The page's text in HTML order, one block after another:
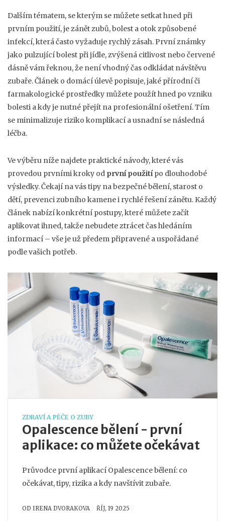
Dalším tématem, se kterým se můžete setkat hned při
prvním použití, jezánět zubů,bolest a otok způsobené
infekcí, která často vyžaduje rychlý zásah. První známky
jako pulzující bolest při jídle, zvýšená citlivost nebo červené
dásně vám řeknou, že není vhodný čas odkládat návštěvu
zubaře. Článek o domácí úlevě popisuje, jaké přírodní či
farmakologické prostředky můžete použít hned po vzniku
bolesti a kdy je nutné přejít na profesionální ošetření. Tím
se minimalizuje riziko komplikací a usnadní se následná
léčba.
Ve výběru níže najdete praktické návody, které vás
provedou prvními kroky od první použitípo dlouhodobé
výsledky. Čekají na vás tipy na bezpečné bělení, starost o
dětí, prevenci zubního kamene i rychlé řešení zánětu. Každý
článek nabízí konkrétní postupy, které můžete začít
aplikovat ihned, takže nebudete ztrácet čas hledáním
informací – vše je už předem připravené a uspořádané
podle vašich potřeb.
ZDRAVÍ A PÉČE O ZUBY
Opalescence bělení - první
aplikace: co můžete očekávat
Průvodce první aplikací Opalescence bělení: co
očekávat, tipy, rizika a kdy navštívit zubaře.
OD IRENA DVORAKOVA ŘÍJ, 19 2025